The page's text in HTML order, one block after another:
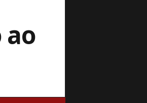
ao